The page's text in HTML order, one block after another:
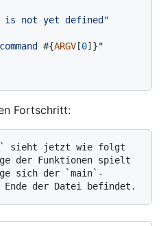
is not yet defined"
#{ARGV [0]}"
Fortschritt:
der Funktionen spielt
sich der `main`-